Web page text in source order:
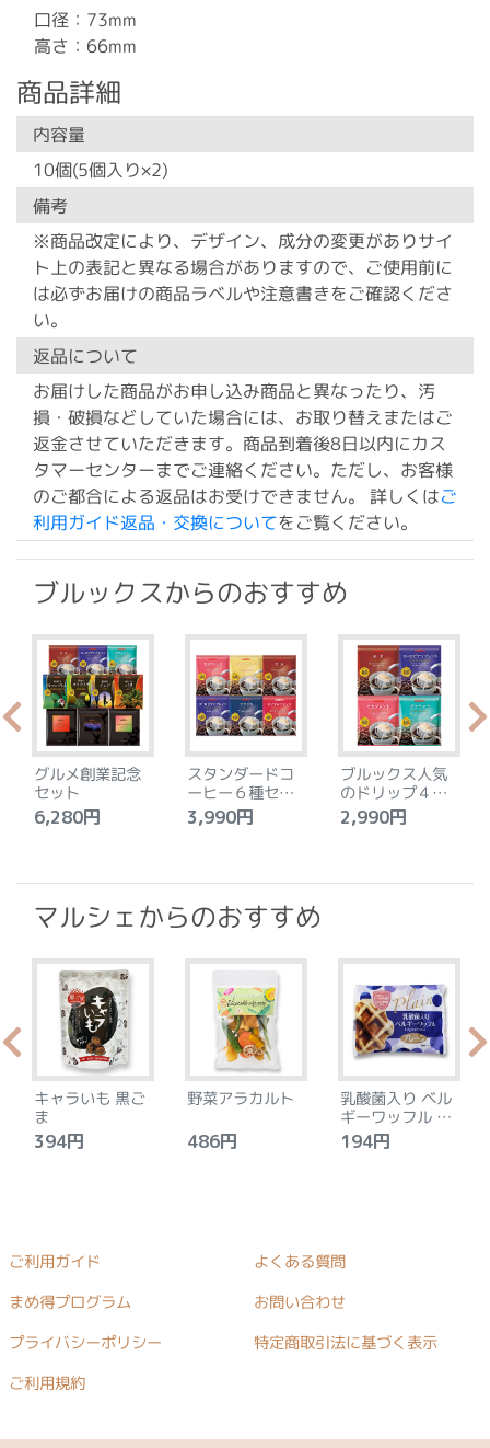
口径：73mm
高さ：66mm
商品詳細
内容量
10個(5個入り×2)
備考
※商品改定により、デザイン、成分の変更がありサイ
ト上の表記と異なる場合がありますので、ご使用前に
は必ずお届けの商品ラベルや注意書きをご確認くださ
い。
返品について
お届けした商品がお申し込み商品と異なったり、汚
損・破損などしていた場合には、お取り替えまたはご
返金させていただきます。商品到着後8日以内にカス
タマーセンターまでご連絡ください。ただし、お客様
のご都合による返品はお受けできません。 詳しくはご
利用ガイド返品・交換についてをご覧ください。
ブルックスからのおすすめ
グルメ創業記念
セット
6,280円
スタンダードコ
ーヒー６種セッ
ト
3,990円
ブルックス人気
のドリップ４種
セット
2,990円
マルシェからのおすすめ
キャラいも 黒ご
ま
394円
野菜アラカルト
486円
乳酸菌入り ベル
ギーワッフル プ
レーン
194円
ご利用ガイド よくある質問
まめ得プログラム お問い合わせ
プライバシーポリシー 特定商取引法に基づく表示
ご利用規約